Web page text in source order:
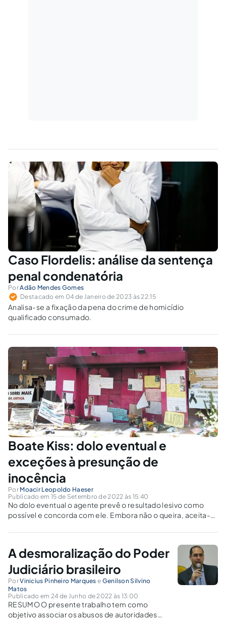
Caso Flordelis: análise da sentença
penal condenatória
PorAdão Mendes Gomes
Destacado em 04 de Janeiro de 2023 às 22:15
Analisa-se a fixação da pena do crime de homicídio
qualificado consumado.
Boate Kiss: dolo eventual e
exceções à presunção de
inocência
Por Moacir Leopoldo Haeser
Publicado em 15 de Setembro de 2022 às 15:40
No dolo eventual o agente prevê o resultado lesivo como
possível e concorda com ele. Embora não o queira, aceita-o,
A desmoralização do Poder
Judiciário brasileiro
PorVinicius Pinheiro Marques e Genilson Silvino
Matos
Publicado em 24 de Junho de 2022 às 13:00
RESUMO O presente trabalho tem como
objetivo associar os abusos de autoridades